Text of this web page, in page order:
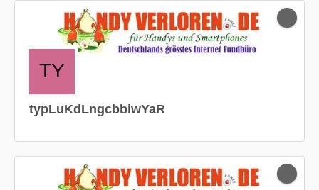
typLuKdLngcbbiwYaR